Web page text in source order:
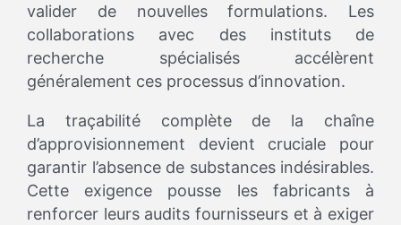
valider de nouvelles formulations. Les
collaborations avec des instituts de
recherche spécialisés accélèrent
généralement ces processus d’innovation.
La traçabilité complète de la chaîne
d’approvisionnement devient cruciale pour
garantir l’absence de substances indésirables.
Cette exigence pousse les fabricants à
renforcer leurs audits fournisseurs et à exiger